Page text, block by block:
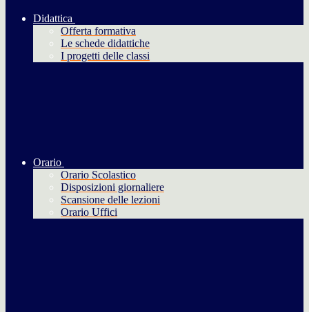
Didattica
Offerta formativa
Le schede didattiche
I progetti delle classi
Orario
Orario Scolastico
Disposizioni giornaliere
Scansione delle lezioni
Orario Uffici